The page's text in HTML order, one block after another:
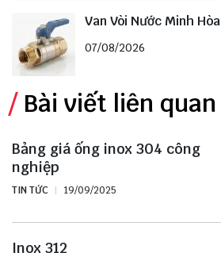
Van Vòi Nước Minh Hòa
07/08/2026
Bài viết liên quan
Bảng giá ống inox 304 công
nghiệp
TIN TỨC 19/09/2025
Inox 312